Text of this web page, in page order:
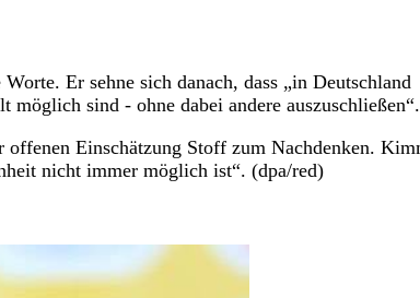
Er sehne sich danach, dass „in Deutschland
sind - ohne dabei andere auszuschließen“.
Einschätzung Stoff zum Nachdenken.
nicht immer möglich ist“. (dpa/red)